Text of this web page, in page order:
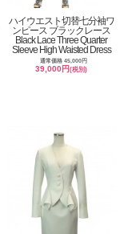
ハイウエスト切替七分袖ワ
ンピース ブラックレース
Black Lace Three Quarter
Sleeve High Waisted Dress
通常価格 45,000円
39,000円(税別)